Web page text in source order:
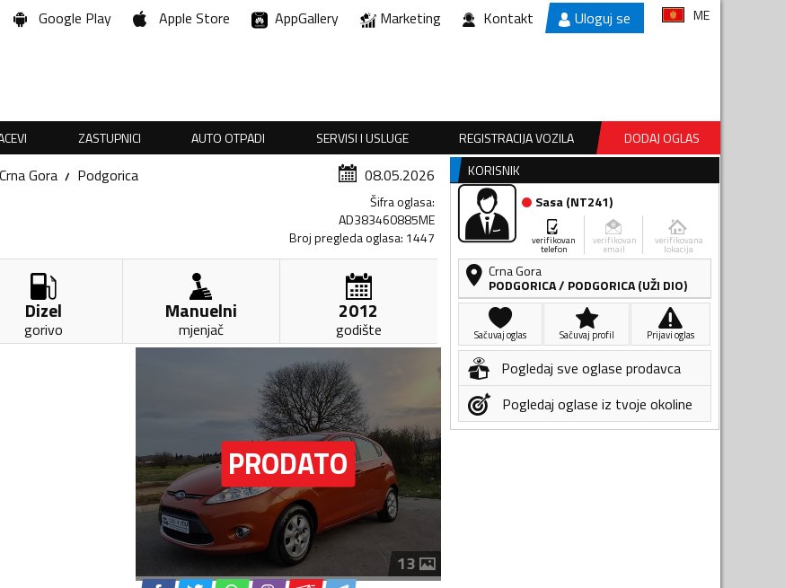
Google Play Apple Store AppGallery Marketing Kontakt Uloguj se ME
ZASTUPNICI AUTO OTPADI SERVISI I USLUGE REGISTRACIJA VOZILA
DODAJ OGLAS
Crna Gora Podgorica 08.05.2026
Šifra oglasa:
AD383460885ME
Broj pregleda oglasa: 1447
Dizel
gorivo
Manuelni
mjenjač
2012
godište
13
KORISNIK
Sasa(NT241)
verifikovan
telefon
verifikovan
email
verifikovana
lokacija
Crna Gora
PODGORICA/ PODGORICA (UŽI DIO)
Sačuvaj oglas Sačuvaj profil Prijavi oglas
Pogledaj sve oglase prodavca
Pogledaj oglase iz tvoje okoline